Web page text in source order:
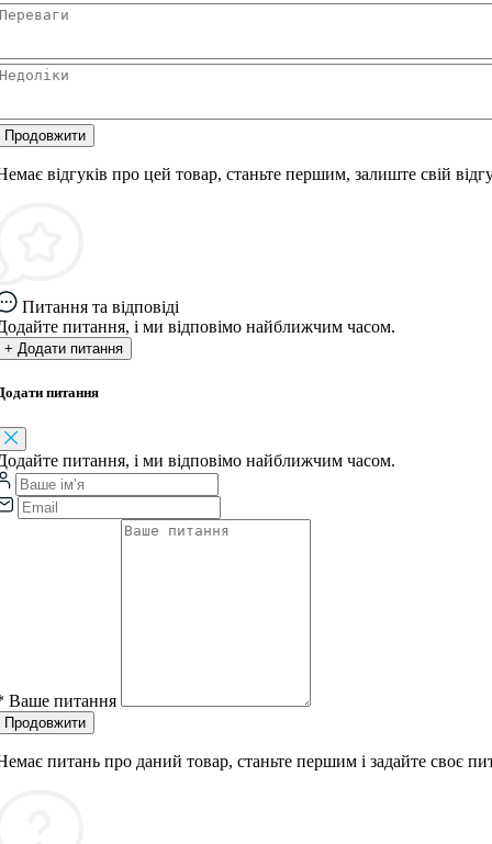
Продовжити
відгуків про цей товар, станьте першим, залиште свій
Питання та відповіді
питання, і ми відповімо найближчим часом.
+ Додати питання
питання
питання, і ми відповімо найближчим часом.
Ваше питання
Продовжити
питань про даний товар, станьте першим і задайте своє